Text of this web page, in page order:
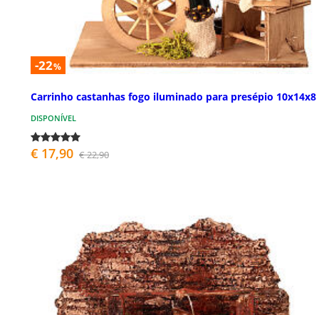
-22%
Carrinho castanhas fogo iluminado para presépio 10x14x8
DISPONÍVEL
€ 17,90 € 22,90